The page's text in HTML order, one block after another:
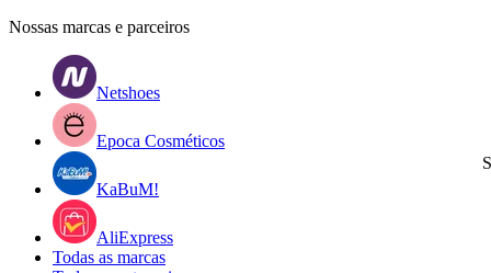
Nossas marcas e parceiros
Netshoes
Epoca Cosméticos
KaBuM!
AliExpress
Todas as marcas